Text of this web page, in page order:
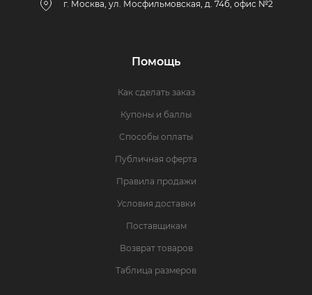
г. Москва, ул. Мосфильмовская, д. 74б, офис №2
Помощь
Как сделать заказ
Купоны и баллы
Способы оплаты
Публичная оферта
Правила продажи
Условия доставки
Поставщикам
Возврат товаров
Таблица размеров